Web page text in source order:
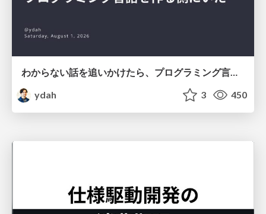
ydah
3 450